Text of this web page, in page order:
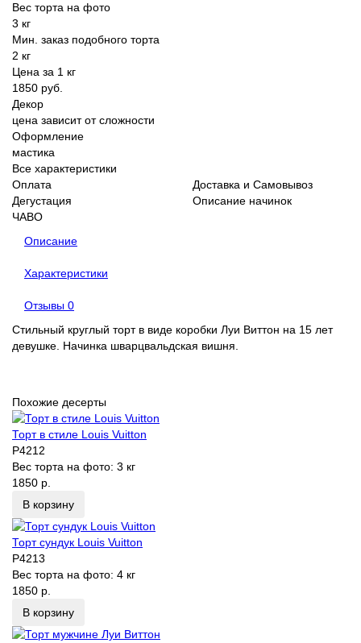
Вес торта на фото
3 кг
Мин. заказ подобного торта
2 кг
Цена за 1 кг
1850 руб.
Декор
цена зависит от сложности
Оформление
мастика
Все характеристики
Оплата
Доставка и Самовывоз
Дегустация
Описание начинок
ЧАВО
Описание
Характеристики
Отзывы 0
Стильный круглый торт в виде коробки Луи Виттон на 15 лет
девушке. Начинка шварцвальдская вишня.
Похожие десерты
Торт в стиле Louis Vuitton
P4212
Вес торта на фото: 3 кг
1850 р.
В корзину
Торт сундук Louis Vuitton
P4213
Вес торта на фото: 4 кг
1850 р.
В корзину